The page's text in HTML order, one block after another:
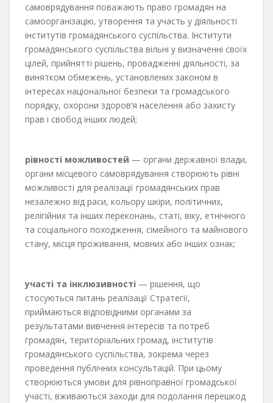
самоврядування поважають право громадян на
самоорганізацію, утворення та участь у діяльності
інститутів громадянського суспільства. Інститути
громадянського суспільства вільні у визначенні своїх
цілей, прийнятті рішень, провадженні діяльності, за
винятком обмежень, установлених законом в
інтересах національної безпеки та громадського
порядку, охорони здоров’я населення або захисту
прав і свобод інших людей;
рівності можливостей — органи державної влади,
органи місцевого самоврядування створюють рівні
можливості для реалізації громадянських прав
незалежно від раси, кольору шкіри, політичних,
релігійних та інших переконань, статі, віку, етнічного
та соціального походження, сімейного та майнового
стану, місця проживання, мовних або інших ознак;
участі та інклюзивності — рішення, що
стосуються питань реалізації Стратегії,
приймаються відповідними органами за
результатами вивчення інтересів та потреб
громадян, територіальних громад, інститутів
громадянського суспільства, зокрема через
проведення публічних консультацій. При цьому
створюються умови для рівноправної громадської
участі, вживаються заходи для подолання перешкод